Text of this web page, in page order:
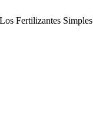
Fertilizantes